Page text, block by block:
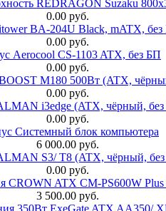
REDRAGON Suzaku
0.00 руб.
BA-204U Black, mATX,
0.00 руб.
Aerocool CS-1103 ATX, без БП
0.00 руб.
M180 500Вт (ATX,
0.00 руб.
i3edge (ATX, чёрный,
0.00 руб.
Системный блок компьютера
6 000.00 руб.
S3/ T8 (ATX, чёрный,
0.00 руб.
CROWN ATX CM-PS600W
3 500.00 руб.
350Вт ExeGate ATX AA350/